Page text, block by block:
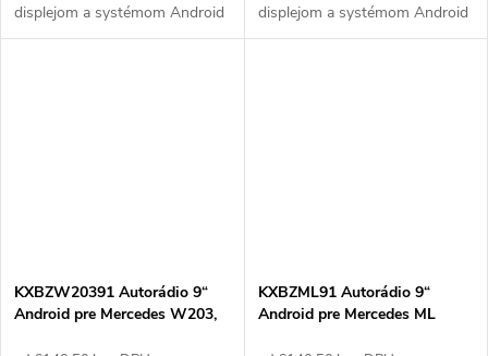
displejom a systémom Android
14 prináša pohodlné a
displejom a systémom Android
14 prináša pohodlné a
KXBZW20391 Autorádio 9“
Android pre Mercedes W203,
KXBZML91 Autorádio 9“
Android pre Mercedes ML